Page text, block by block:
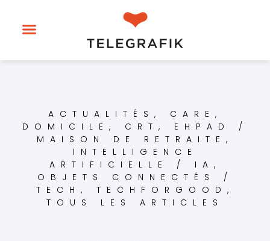
ACTUALITÉS , CARE ,
DOMICILE, CRT , EHPAD /
MAISON DE RETRAITE ,
INTELLIGENCE
ARTIFICIELLE / IA ,
OBJETS CONNECTÉS /
TECH , TECHFORGOOD ,
TOUS LES ARTICLES